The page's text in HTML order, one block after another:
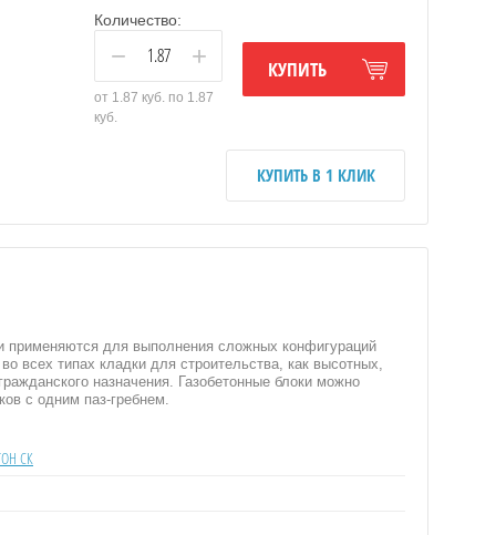
Количество:
− +
от 1.87 куб. по 1.87
куб.
КУПИТЬ
КУПИТЬ В 1 КЛИК
применяются для выполнения сложных конфигураций
всех типах кладки для строительства, как высотных,
назначения. Газобетонные блоки можно
с одним паз-гребнем.
СК